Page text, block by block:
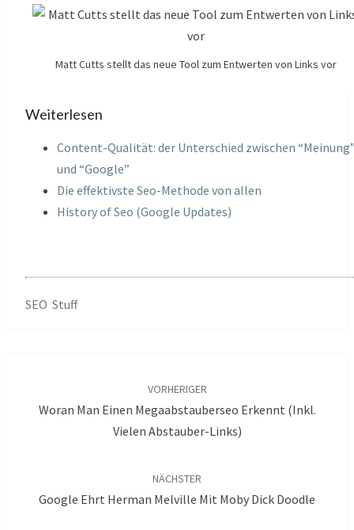
Matt Cutts stellt das neue Tool zum Entwerten von Links vor
Weiterlesen
Content-Qualität: der Unterschied zwischen
und “Google”
Die effektivste Seo-Methode von allen
History of Seo (Google Updates)
SEO Stuff
VORHERIGER
Woran Man Einen Megaabstauberseo Erkennt (inkl.
Vielen Abstauber-Links)
NÄCHSTER
Google Ehrt Herman Melville Mit Moby Dick Doodle